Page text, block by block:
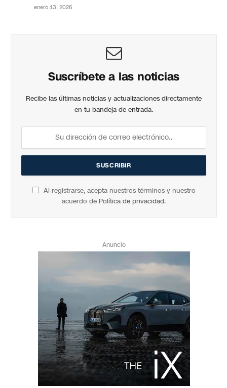
enero 13, 2026
Suscríbete a las noticias
Recibe las últimas noticias y actualizaciones directamente
en tu bandeja de entrada.
Al registrarse, acepta nuestros términos y nuestro
acuerdo de Política de privacidad.
Anuncio